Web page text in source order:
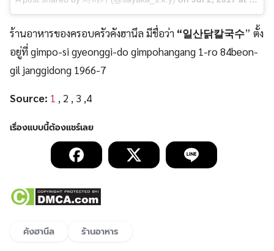
ร้านอาหารของครอบครัวคังฮานึล มีชื่อว่า “일산닭칼국수” ตั้ง
อยู่ที่ gimpo-si gyeonggi-do gimpohangang 1-ro 84beon-
gil janggidong 1966-7
Source: 1 , 2 , 3 ,4
คังฮานึล ร้านอาหาร